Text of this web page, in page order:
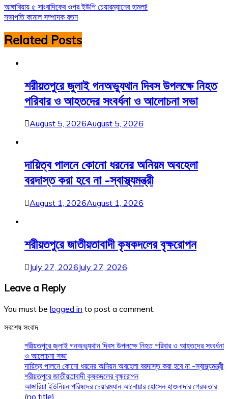
Post
navigation
আঙ্গারিয়ায় ৫ সাংবাদিকের ওপর ইউপি চেয়ারম্যানের হামলা!
সভাপতি কামাল সম্পাদক রতন
Related Posts
শরীয়তপুরে জুলাই গনঅভ্যুথান দিবস উপলক্ষে নিহত
পরিবার ও আহতদের সংবর্ধনা ও আলোচনা সভা
August 5, 2026August 5, 2026
দায়িত্ব পালনে কোনো ধরনের অনিয়ম অবহেলা
বরদাস্ত করা হবে না -স্বাস্থ্যমন্ত্রী
August 1, 2026August 1, 2026
শরীয়তপুরে জাতীয়তাবাদী কৃষকদলের বৃক্ষরোপন
July 27, 2026July 27, 2026
Leave a Reply
You must be logged in to post a comment.
সবশেষ সংবাদ
শরীয়তপুরে জুলাই গনঅভ্যুথান দিবস উপলক্ষে নিহত পরিবার ও আহতদের সংবর্ধনা
ও আলোচনা সভা
দায়িত্ব পালনে কোনো ধরনের অনিয়ম অবহেলা বরদাস্ত করা হবে না -স্বাস্থ্যমন্ত্রী
শরীয়তপুরে জাতীয়তাবাদী কৃষকদলের বৃক্ষরোপন
আঙ্গারিয়া ইউনিয়ন পরিষদের চেয়ারম্যান আনোয়ার হোসেন হাওলাদার গ্রেফতার
(no title)